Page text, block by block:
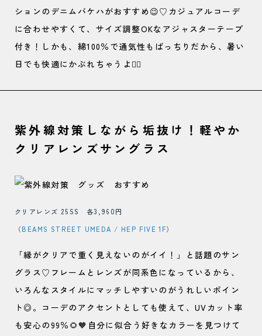
ションのデニムバケハがおすすめ😉♡カジュアルコーデ
に合わせやすくて、サイズ調整OKなアジャスターテープ
付き！しかも、綿100％で通気性もばっちりだから、暑い
日でも快適にかぶれちゃうよ🙆‍♀️
紫外線対策しながら垢抜け！軽やか
クリアレンズサングラス
クリアレンズ 25SS 各3,960円
（BEAMS STREET UMEDA / HEP FIVE 1F）
「縁がクリアで重く見えないのがイイ！」と話題のサン
グラス♡フレームとレンズが同系色になっているから、
いろんなスタイルにマッチしやすいのがうれしいポイン
ト◎。コーデのアクセントとしても使えて、UVカット率
も安心の99％🌻🧡自分に似合う好きなカラーを見つけて